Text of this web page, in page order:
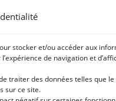
stocker et/ou accéder aux
de navigation et
traiter des données telles que le
sur ce site.
d’huile de coco.
odeur de lavande